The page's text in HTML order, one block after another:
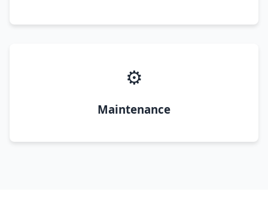
⚙️
Maintenance